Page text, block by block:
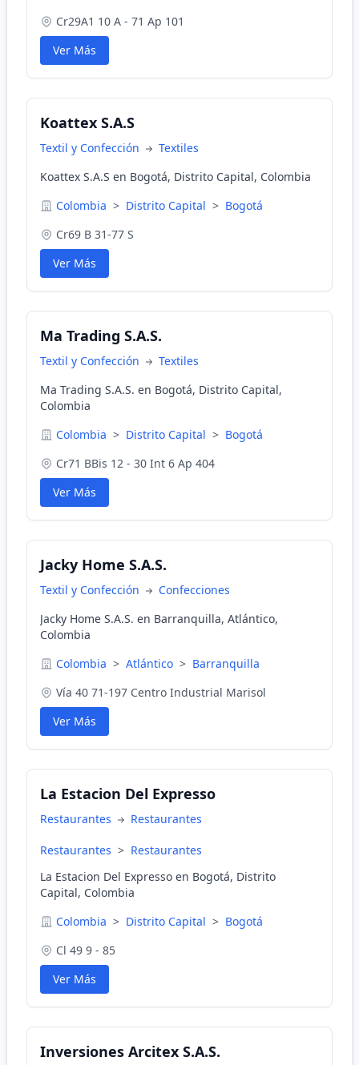
Cr29A1 10 A - 71 Ap 101
Ver Más
Koattex S.A.S
Textil y Confección
Textiles
Koattex S.A.S en Bogotá, Distrito Capital, Colombia
Colombia > Distrito Capital > Bogotá
Cr69 B 31-77 S
Ver Más
Ma Trading S.A.S.
Textil y Confección
Textiles
Ma Trading S.A.S. en Bogotá, Distrito Capital,
Colombia
Colombia > Distrito Capital > Bogotá
Cr71 BBis 12 - 30 Int 6 Ap 404
Ver Más
Jacky Home S.A.S.
Textil y Confección
Confecciones
Jacky Home S.A.S. en Barranquilla, Atlántico,
Colombia
Colombia > Atlántico > Barranquilla
Vía 40 71-197 Centro Industrial Marisol
Ver Más
La Estacion Del Expresso
Restaurantes Restaurantes
Restaurantes > Restaurantes
La Estacion Del Expresso en Bogotá, Distrito
Capital, Colombia
Colombia > Distrito Capital > Bogotá
Cl 49 9 - 85
Ver Más
Inversiones Arcitex S.A.S.